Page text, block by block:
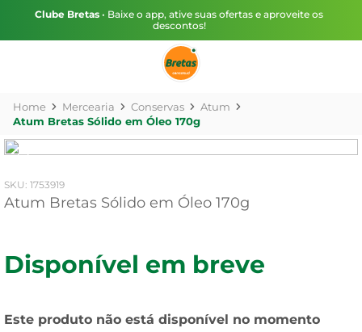
Clube Bretas • Baixe o app, ative suas ofertas e aproveite os
descontos!
Mercearia Conservas
Atum
Atum Bretas Sólido em Óleo 170g
: 1753919
Atum Bretas Sólido em Óleo 170g
Disponível em breve
Este produto não está disponível no momento